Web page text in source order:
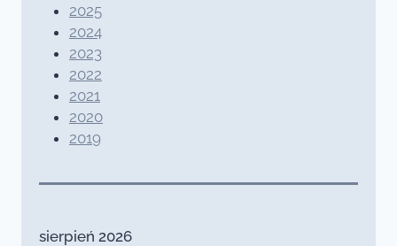
2025
2024
2023
2022
2021
2020
2019
sierpień 2026